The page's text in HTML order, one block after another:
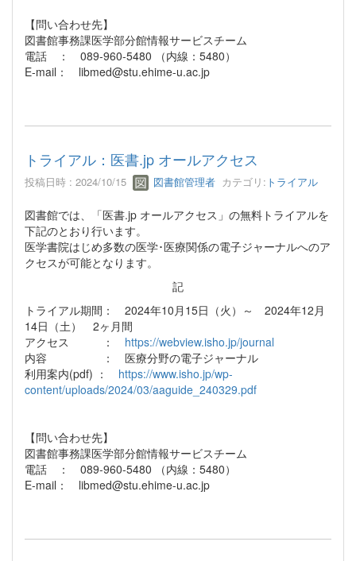
【問い合わせ先】
図書館事務課医学部分館情報サービスチーム
電話 ： 089-960-5480 （内線：5480）
E-mail： libmed@stu.ehime-u.ac.jp
トライアル：医書.jp オールアクセス
投稿日時 : 2024/10/15 図書館管理者 カテゴリ: トライアル
図書館では、「医書.jp オールアクセス」の無料トライアルを
下記のとおり行います。
医学書院はじめ多数の医学･医療関係の電子ジャーナルへのア
クセスが可能となります。
記
トライアル期間： 2024年10月15日（火）～ 2024年12月
14日（土） 2ヶ月間
アクセス ： https://webview.isho.jp/journal
内容 ： 医療分野の電子ジャーナル
利用案内(pdf) ： https://www.isho.jp/wp-
content/uploads/2024/03/aaguide_240329.pdf
【問い合わせ先】
図書館事務課医学部分館情報サービスチーム
電話 ： 089-960-5480 （内線：5480）
E-mail： libmed@stu.ehime-u.ac.jp